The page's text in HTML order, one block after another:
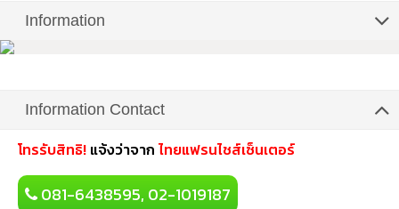
Information
Information Contact
โทรรับสิทธิ! แจ้งว่าจาก ไทยแฟรนไชส์เซ็นเตอร์
081-6438595, 02-1019187